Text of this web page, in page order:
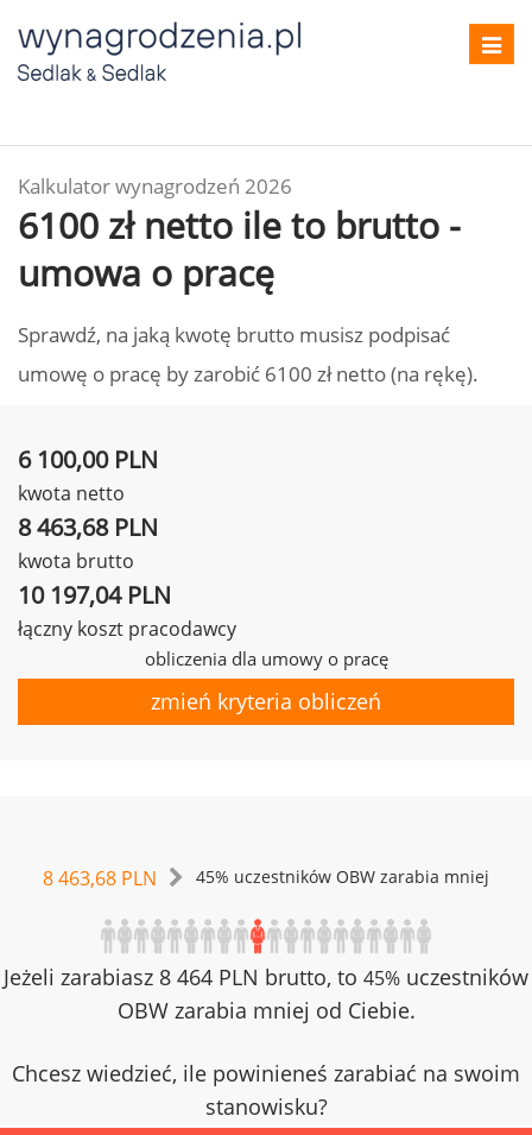
Kalkulator wynagrodzeń 2026
6100 zł netto ile to brutto -
umowa o pracę
Sprawdź, na jaką kwotę brutto musisz podpisać
umowę o pracę by zarobić 6100 zł netto (na rękę).
6 100,00 PLN
kwota netto
8 463,68 PLN
kwota brutto
10 197,04 PLN
łączny koszt pracodawcy
obliczenia dla umowy o pracę
zmień kryteria obliczeń
8 463,68 PLN 45% uczestników OBW zarabia mniej
Jeżeli zarabiasz 8 464 PLN brutto, to 45% uczestników
OBW zarabia mniej od Ciebie.
Chcesz wiedzieć, ile powinieneś zarabiać na swoim
stanowisku?